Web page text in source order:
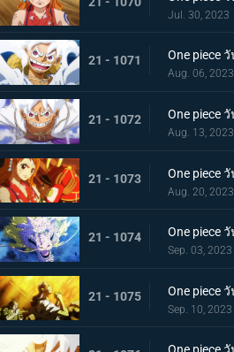
Jul. 30, 2023
21 - 1071
Aug. 06, 2023
21 - 1072
Aug. 13, 2023
21 - 1073
Aug. 20, 2023
21 - 1074
Sep. 03, 2023
21 - 1075
Sep. 10, 2023